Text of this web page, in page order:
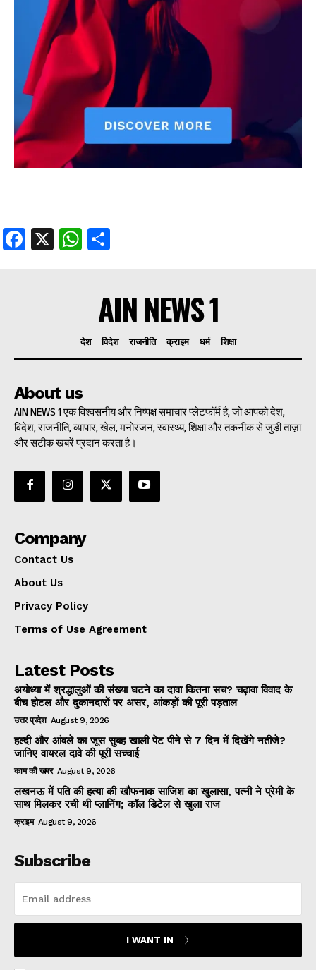
Facebook
X WhatsApp
Share
Facebook
X WhatsApp
AIN NEWS 1
देश विदेश राजनीति क्राइम धर्म शिक्षा
About us
AIN NEWS 1 एक विश्वसनीय और निष्पक्ष समाचार प्लेटफॉर्म है, जो आपको देश,
विदेश, राजनीति, व्यापार, खेल, मनोरंजन, स्वास्थ्य, शिक्षा और तकनीक से जुड़ी ताज़ा
और सटीक खबरें प्रदान करता है।
Company
Contact Us
About Us
Privacy Policy
Terms of Use Agreement
Latest Posts
अयोध्या में श्रद्धालुओं की संख्या घटने का दावा कितना सच? चढ़ावा विवाद के
बीच होटल और दुकानदारों पर असर, आंकड़ों की पूरी पड़ताल
उत्तर प्रदेश August 9, 2026
हल्दी और आंवले का जूस सुबह खाली पेट पीने से 7 दिन में दिखेंगे नतीजे?
जानिए वायरल दावे की पूरी सच्चाई
काम की खबर August 9, 2026
लखनऊ में पति की हत्या की खौफनाक साजिश का खुलासा, पत्नी ने प्रेमी के
साथ मिलकर रची थी प्लानिंग; कॉल डिटेल से खुला राज
क्राइम August 9, 2026
Subscribe
I WANT IN